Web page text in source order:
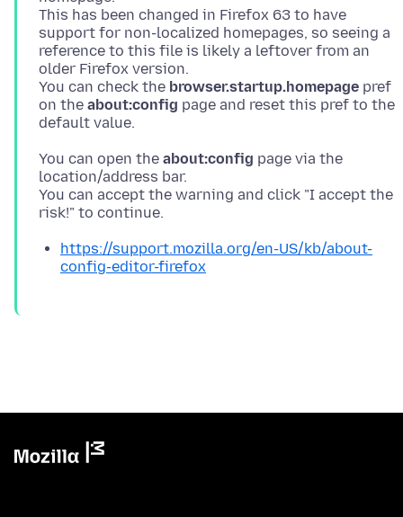
This has been changed in Firefox 63 to have
support for non-localized homepages, so seeing a
reference to this file is likely a leftover from an
older Firefox version.
You can check the browser.startup.homepage pref
on the about:config page and reset this pref to the
You can open the about:config page via the
location/address bar.
You can accept the warning and click "I accept the
https://support.mozilla.org/en-US/kb/about-
config-editor-firefox